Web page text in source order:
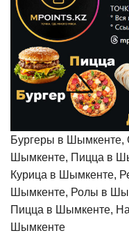
Бургеры в Шымкенте,
Шымкенте, Пицца в
Курица в Шымкенте,
Шымкенте, Ролы в
Пицца в Шымкенте,
Шымкенте